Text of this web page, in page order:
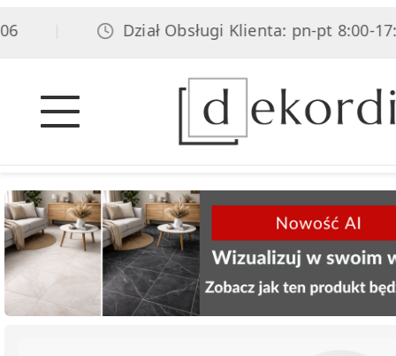
Dział Obsługi Klienta: pn-pt 8:00-